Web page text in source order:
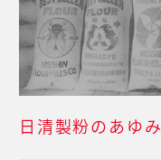
日清製粉のあゆみ